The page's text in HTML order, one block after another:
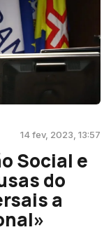
14 fev, 2023, 13:57
Social e
do
a